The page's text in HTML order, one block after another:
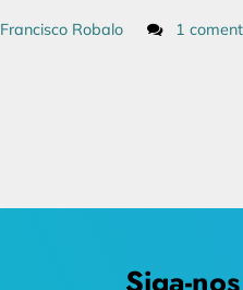
Francisco Robalo 1